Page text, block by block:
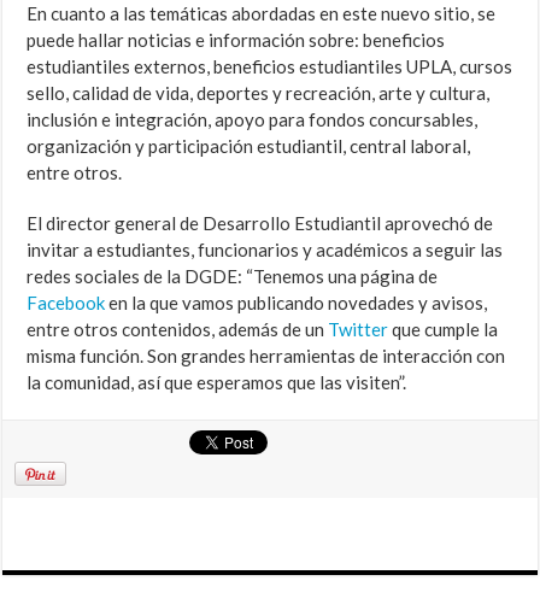
En cuanto a las temáticas abordadas en este nuevo sitio, se
puede hallar noticias e información sobre: beneficios
estudiantiles externos, beneficios estudiantiles UPLA, cursos
sello, calidad de vida, deportes y recreación, arte y cultura,
inclusión e integración, apoyo para fondos concursables,
organización y participación estudiantil, central laboral,
entre otros.
El director general de Desarrollo Estudiantil aprovechó de
invitar a estudiantes, funcionarios y académicos a seguir las
redes sociales de la DGDE: “Tenemos una página de
Facebooken la que vamos publicando novedades y avisos,
entre otros contenidos, además de un Twitterque cumple la
misma función. Son grandes herramientas de interacción con
la comunidad, así que esperamos que las visiten”.